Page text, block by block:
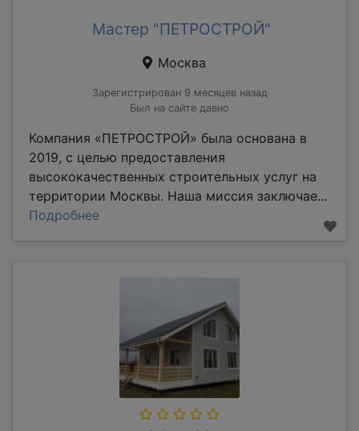
Мастер "ПЕТРОСТРОЙ"
Москва
Зарегистрирован 9 месяцев назад
Был на сайте давно
Компания «ПЕТРОСТРОЙ» была основана в
2019, с целью предоставления
высококачественных строительных услуг на
территории Москвы. Наша миссия заключае...
Подробнее